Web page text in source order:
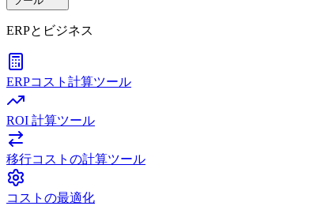
ERPとビジネス
ERPコスト計算ツール
ROI 計算ツール
移行コストの計算ツール
コストの最適化